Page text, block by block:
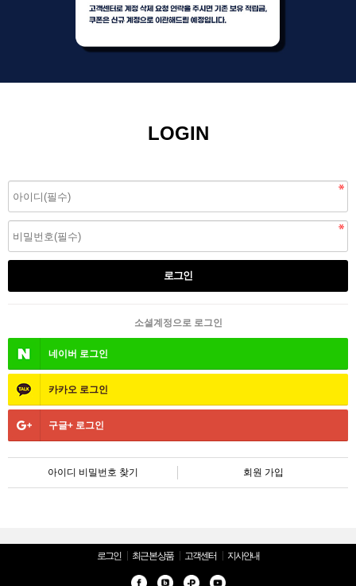
LOGIN
소셜계정으로 로그인
네이버 로그인
카카오 로그인
구글+ 로그인
아이디 비밀번호 찾기 회원 가입
로그인 최근 본 상품 고객센터 지사안내